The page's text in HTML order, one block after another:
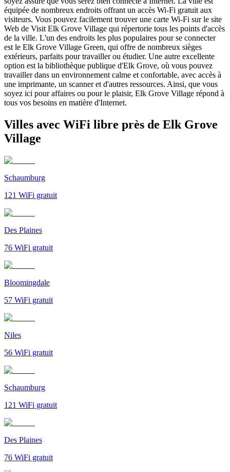
équipée de nombreux endroits offrant un accès Wi-Fi gratuit aux
visiteurs. Vous pouvez facilement trouver une carte Wi-Fi sur le site
Web de Visit Elk Grove Village qui répertorie tous les points d'accès
de la ville. L'un des endroits les plus populaires pour se connecter
est le Elk Grove Village Green, qui offre de nombreux sièges
extérieurs, parfaits pour travailler ou étudier. Une autre excellente
option est la bibliothèque publique d'Elk Grove, où vous pouvez
travailler dans un environnement calme et confortable, avec accès à
une imprimante, un scanner et d'autres ressources. Ainsi, que vous
soyez ici pour affaires ou pour le plaisir, Elk Grove Village répond à
tous vos besoins en matière d'Internet.
Villes avec WiFi libre près de Elk Grove
Village
Schaumburg
121 WiFi gratuit
Des Plaines
76 WiFi gratuit
Bloomingdale
57 WiFi gratuit
Niles
56 WiFi gratuit
Schaumburg
121 WiFi gratuit
Des Plaines
76 WiFi gratuit